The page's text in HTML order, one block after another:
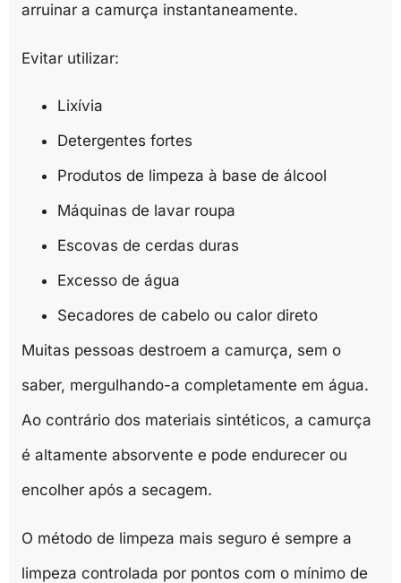
arruinar a camurça instantaneamente.
Evitar utilizar:
Lixívia
Detergentes fortes
Produtos de limpeza à base de álcool
Máquinas de lavar roupa
Escovas de cerdas duras
Excesso de água
Secadores de cabelo ou calor direto
Muitas pessoas destroem a camurça, sem o
saber, mergulhando-a completamente em água.
Ao contrário dos materiais sintéticos, a camurça
é altamente absorvente e pode endurecer ou
encolher após a secagem.
O método de limpeza mais seguro é sempre a
limpeza controlada por pontos com o mínimo de